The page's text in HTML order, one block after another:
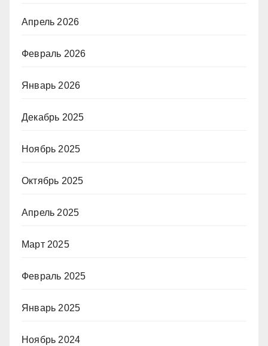
Апрель 2026
Февраль 2026
Январь 2026
Декабрь 2025
Ноябрь 2025
Октябрь 2025
Апрель 2025
Март 2025
Февраль 2025
Январь 2025
Ноябрь 2024